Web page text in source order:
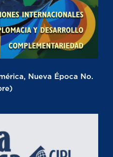
Nueva Época No.